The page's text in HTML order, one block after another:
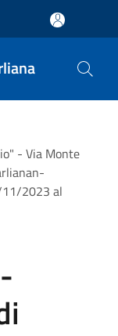
- Via Monte
2023 al